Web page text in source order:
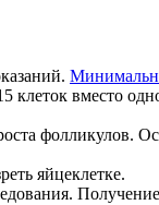
клеток вместо
фолликулов.
яйцеклетке.